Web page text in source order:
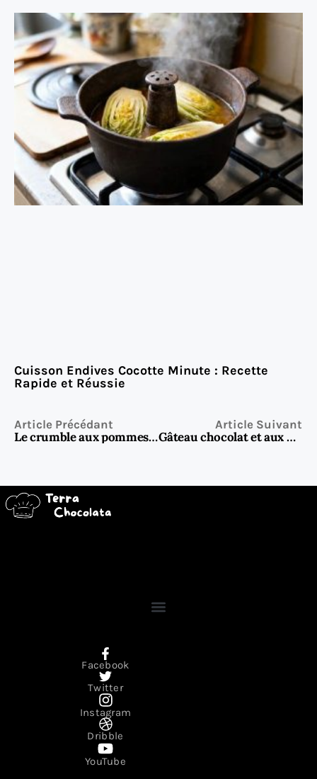
Cuisson Endives Cocotte Minute : Recette
Rapide et Réussie
Article Précédant
Le crumble aux pommes et au chocolat, un dessert qui fait l’unanimité
Article Suivant
Gâteau chocolat et aux noix facile – Recette moelleuse
Facebook
Twitter
Instagram
Dribble
YouTube